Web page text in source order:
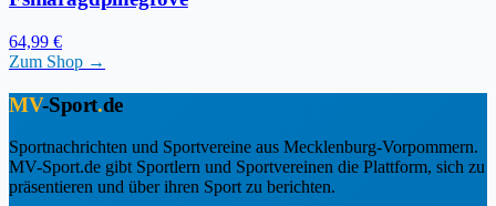
64,99 €
Zum Shop →
MV-Sport.de
Sportnachrichten und Sportvereine aus Mecklenburg-Vorpommern.
MV-Sport.de gibt Sportlern und Sportvereinen die Plattform, sich zu
präsentieren und über ihren Sport zu berichten.